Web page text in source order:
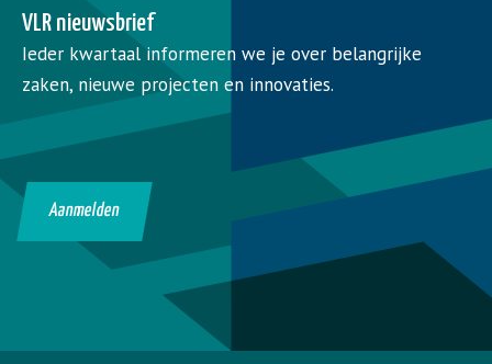
VLR nieuwsbrief
Ieder kwartaal informeren we je over belangrijke
zaken, nieuwe projecten en innovaties.
Aanmelden